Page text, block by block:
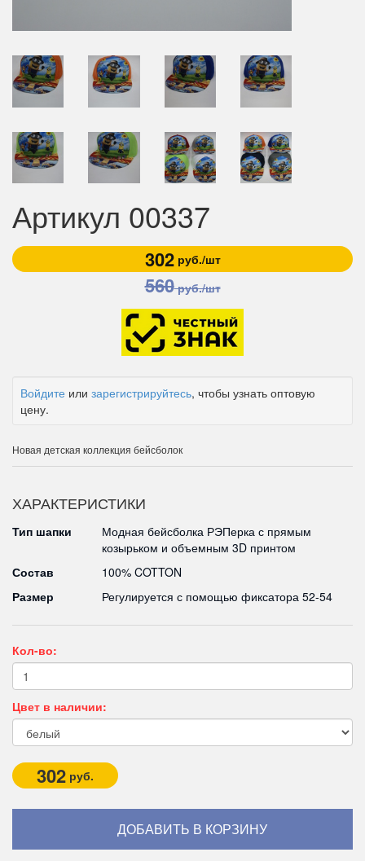
Артикул 00337
302руб./шт
560руб./шт
Войдите или зарегистрируйтесь, чтобы узнать оптовую
цену.
Новая детская коллекция бейсболок
ХАРАКТЕРИСТИКИ
Тип шапки
Модная бейсболка РЭПерка с прямым
козырьком и объемным 3D принтом
Состав
100% COTTON
Размер
Регулируется с помощью фиксатора 52-54
Кол-во:
Цвет в наличии:
302 руб.